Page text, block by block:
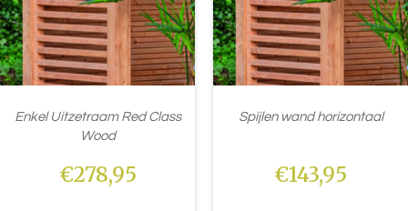
Enkel Uitzetraam Red Class
Wood
€278,95
Spijlen wand horizontaal
€143,95